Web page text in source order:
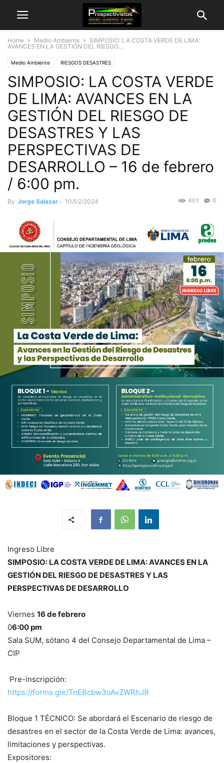
Home Medio Ambiente
SIMPOSIO: LA COSTA VERDE DE LIMA:
AVANCES EN LA GESTIÓN DEL RIESGO...
Medio Ambiente RIESGOS DESASTRES
SIMPOSIO: LA COSTA VERDE
DE LIMA: AVANCES EN LA
GESTIÓN DEL RIESGO DE
DESASTRES Y LAS
PERSPECTIVAS DE
DESARROLLO – 16 de febrero
/ 6:00 pm.
By Jorge Salazar - 10/02/2024 0
401
Ingreso Libre
SIMPOSIO: LA COSTA VERDE DE LIMA: AVANCES EN LA
GESTIÓN DEL RIESGO DE DESASTRES Y LAS
PERSPECTIVAS DE DESARROLLO
Viernes 16 de febrero
06:00 pm
Sala SUM, sótano 4 del Consejo Departamental de Lima –
CIP
Pre-inscripción:
https://forms.gle/TnEBcbw3oAvZWRhJ9
Bloque 1 TÉCNICO: Se abordará el Escenario de riesgo de
desastres en el sector de la Costa Verde de Lima: avances,
limitaciones y perspectivas.
Expositores: